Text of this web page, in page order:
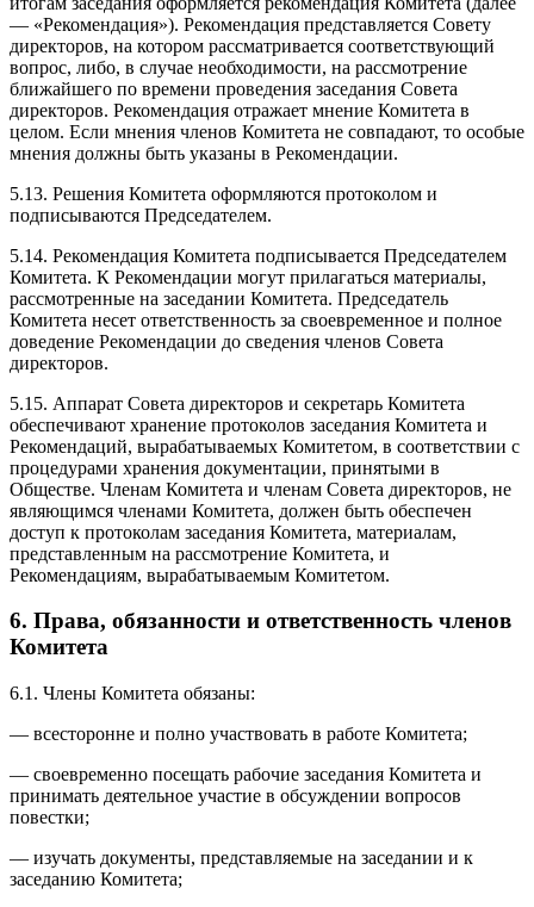
— «Рекомендация»). Рекомендация представляется Совету
директоров, на котором рассматривается соответствующий
вопрос, либо, в случае необходимости, на рассмотрение
ближайшего по времени проведения заседания Совета
директоров. Рекомендация отражает мнение Комитета в
целом. Если мнения членов Комитета не совпадают, то особые
мнения должны быть указаны в Рекомендации.
5.13. Решения Комитета оформляются протоколом и
подписываются Председателем.
5.14. Рекомендация Комитета подписывается Председателем
Комитета. К Рекомендации могут прилагаться материалы,
рассмотренные на заседании Комитета. Председатель
Комитета несет ответственность за своевременное и полное
доведение Рекомендации до сведения членов Совета
директоров.
5.15. Аппарат Совета директоров и секретарь Комитета
обеспечивают хранение протоколов заседания Комитета и
Рекомендаций, вырабатываемых Комитетом, в соответствии с
процедурами хранения документации, принятыми в
Обществе. Членам Комитета и членам Совета директоров, не
являющимся членами Комитета, должен быть обеспечен
доступ к протоколам заседания Комитета, материалам,
представленным на рассмотрение Комитета, и
Рекомендациям, вырабатываемым Комитетом.
6. Права, обязанности и ответственность членов
Комитета
6.1. Члены Комитета обязаны:
— всесторонне и полно участвовать в работе Комитета;
— своевременно посещать рабочие заседания Комитета и
принимать деятельное участие в обсуждении вопросов
повестки;
— изучать документы, представляемые на заседании и к
заседанию Комитета;